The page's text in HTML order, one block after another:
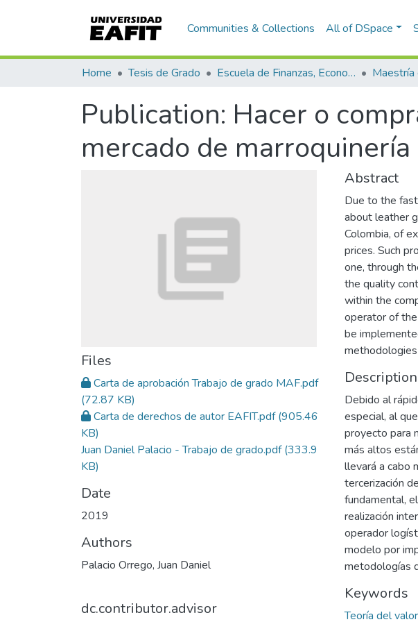
Communities & Collections All of DSpace
Home Tesis de Grado Escuela de Finanzas, Economía y Gobierno
Publication: Hacer o
mercado de
Files
Carta de aprobación Trabajo de grado MAF.pdf
(72.87 KB)
Carta de derechos de autor EAFIT.pdf(905.46
KB)
Juan Daniel Palacio - Trabajo de grado.pdf(333.9
KB)
Date
2019
Authors
Palacio Orrego, Juan Daniel
dc.contributor.advisor
Abstract
Due to the
about leather
Colombia, of
prices. Such
one, through
the quality
within the
operator of
be
Description
Debido al
especial, al
proyecto para
más altos
llevará a cabo
tercerización
fundamental,
realización
operador
modelo por
metodologías
Keywords
Teoría del valor